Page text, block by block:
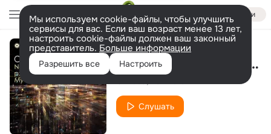
Войти
Мы используем cookie-файлы, чтобы улучшить
сервисы для вас. Если ваш возраст менее 13 лет,
настроить cookie-файлы должен ваш законный
представитель. Больше информации
Разрешить все Настроить Neo Romance(Extended Mix)
Слушать